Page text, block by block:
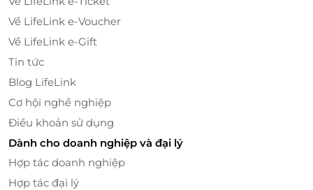
Về LifeLink e-Voucher
Về LifeLink e-Gift
Tin tức
Blog LifeLink
Cơ hội nghề nghiệp
Điều khoản sử dụng
Dành cho doanh nghiệp và đại lý
Hợp tác doanh nghiệp
Hợp tác đại lý